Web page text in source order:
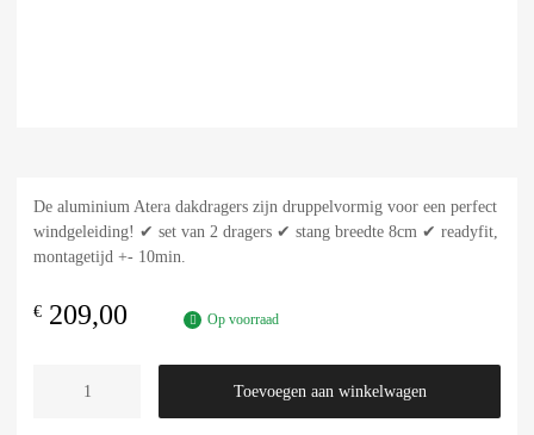
De aluminium Atera dakdragers zijn druppelvormig voor een perfect
windgeleiding! ✔ set van 2 dragers ✔ stang breedte 8cm ✔ readyfit,
montagetijd +- 10min.
€ 209,00 Op voorraad
Toevoegen aan winkelwagen